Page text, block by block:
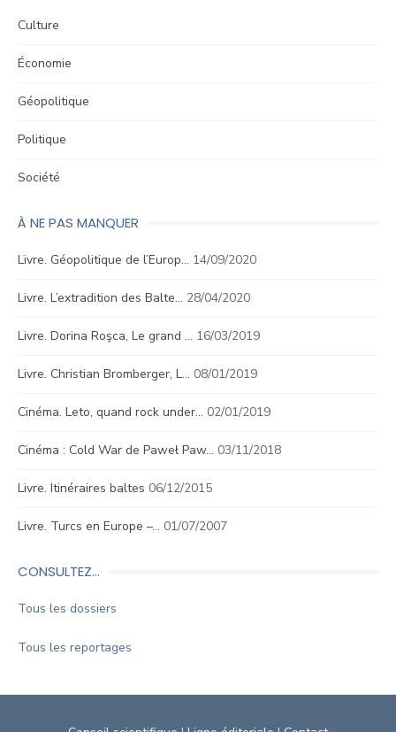
Culture
Économie
Géopolitique
Politique
Société
À NE PAS MANQUER
Livre. Géopolitique de l’Europ… 14/09/2020
Livre. L’extradition des Balte… 28/04/2020
Livre. Dorina Roşca, Le grand … 16/03/2019
Livre. Christian Bromberger, L… 08/01/2019
Cinéma. Leto, quand rock under… 02/01/2019
Cinéma : Cold War de Paweł Paw… 03/11/2018
Livre. Itinéraires baltes 06/12/2015
Livre. Turcs en Europe –… 01/07/2007
CONSULTEZ…
Tous les dossiers
Tous les reportages